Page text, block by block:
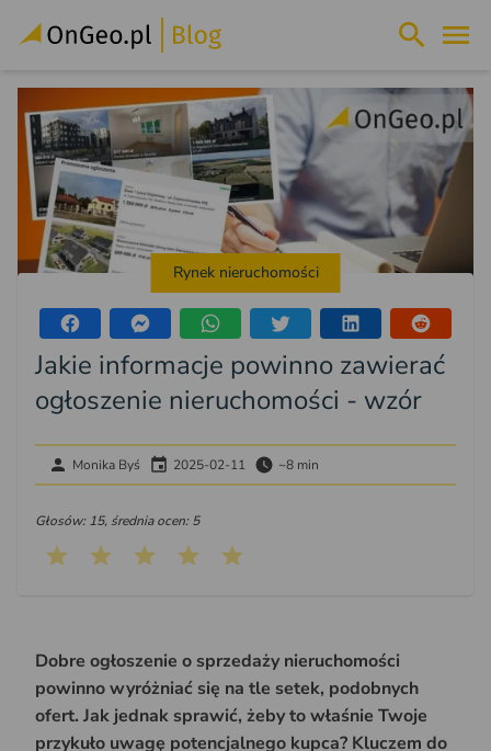
Rynek nieruchomości
Jakie informacje powinno zawierać
ogłoszenie nieruchomości - wzór
Monika Byś 2025-02-11 ~8 min
Głosów: 15, średnia ocen: 5
Dobre ogłoszenie o sprzedaży nieruchomości
powinno wyróżniać się na tle setek, podobnych
ofert. Jak jednak sprawić, żeby to właśnie Twoje
przykuło uwagę potencjalnego kupca? Kluczem do